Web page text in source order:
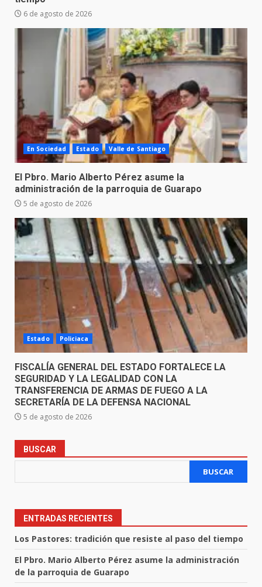
6 de agosto de 2026
En Sociedad Estado Valle de Santiago
El Pbro. Mario Alberto Pérez asume la
administración de la parroquia de Guarapo
5 de agosto de 2026
Estado Policiaca
FISCALÍA GENERAL DEL ESTADO FORTALECE LA
SEGURIDAD Y LA LEGALIDAD CON LA
TRANSFERENCIA DE ARMAS DE FUEGO A LA
SECRETARÍA DE LA DEFENSA NACIONAL
5 de agosto de 2026
BUSCAR
BUSCAR
ENTRADAS RECIENTES
Los Pastores: tradición que resiste al paso del tiempo
El Pbro. Mario Alberto Pérez asume la administración
de la parroquia de Guarapo